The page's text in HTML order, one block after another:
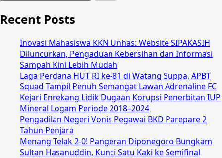
Recent Posts
Inovasi Mahasiswa KKN Unhas: Website SIPAKASIH
Diluncurkan, Pengaduan Kebersihan dan Informasi
Sampah Kini Lebih Mudah
Laga Perdana HUT RI ke-81 di Watang Suppa, APBT
Squad Tampil Penuh Semangat Lawan Adrenaline FC
Kejari Enrekang Lidik Dugaan Korupsi Penerbitan IUP
Mineral Logam Periode 2018–2024
Pengadilan Negeri Vonis Pegawai BKD Parepare 2
Tahun Penjara
Menang Telak 2-0! Pangeran Diponegoro Bungkam
Sultan Hasanuddin, Kunci Satu Kaki ke Semifinal